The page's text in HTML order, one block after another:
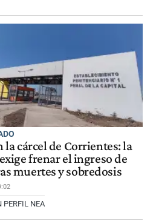
la cárcel de Corrientes: la
frenar el ingreso de
muertes y sobredosis
PERFIL NEA